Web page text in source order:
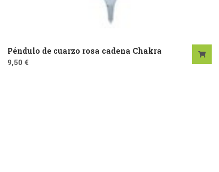
Péndulo de cuarzo rosa cadena Chakra
9,50 €